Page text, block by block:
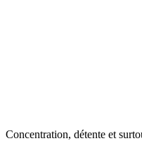
Concentration, détente et